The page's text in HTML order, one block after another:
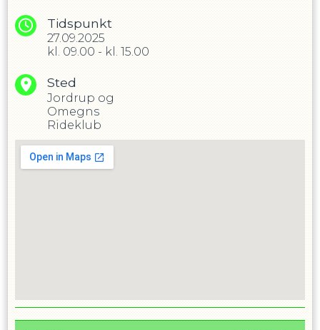
Tidspunkt
27.09.2025
kl. 09.00 - kl. 15.00
Sted
Jordrup og
Omegns
Rideklub